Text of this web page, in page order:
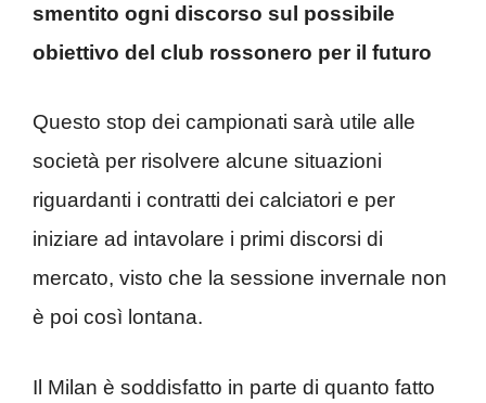
smentito ogni discorso sul possibile
obiettivo del club rossonero per il futuro
Questo stop dei campionati sarà utile alle
società per risolvere alcune situazioni
riguardanti i contratti dei calciatori e per
iniziare ad intavolare i primi discorsi di
mercato, visto che la sessione invernale non
è poi così lontana.
Il Milan è soddisfatto in parte di quanto fatto